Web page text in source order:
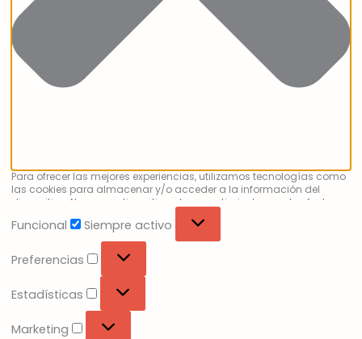
Para ofrecer las mejores experiencias, utilizamos tecnologías como
las cookies para almacenar y/o acceder a la información del
dispositivo. No consentir o retirar el consentimiento, puede afectar
Funcional Siempre activo
Preferencias
Estadísticas
Marketing